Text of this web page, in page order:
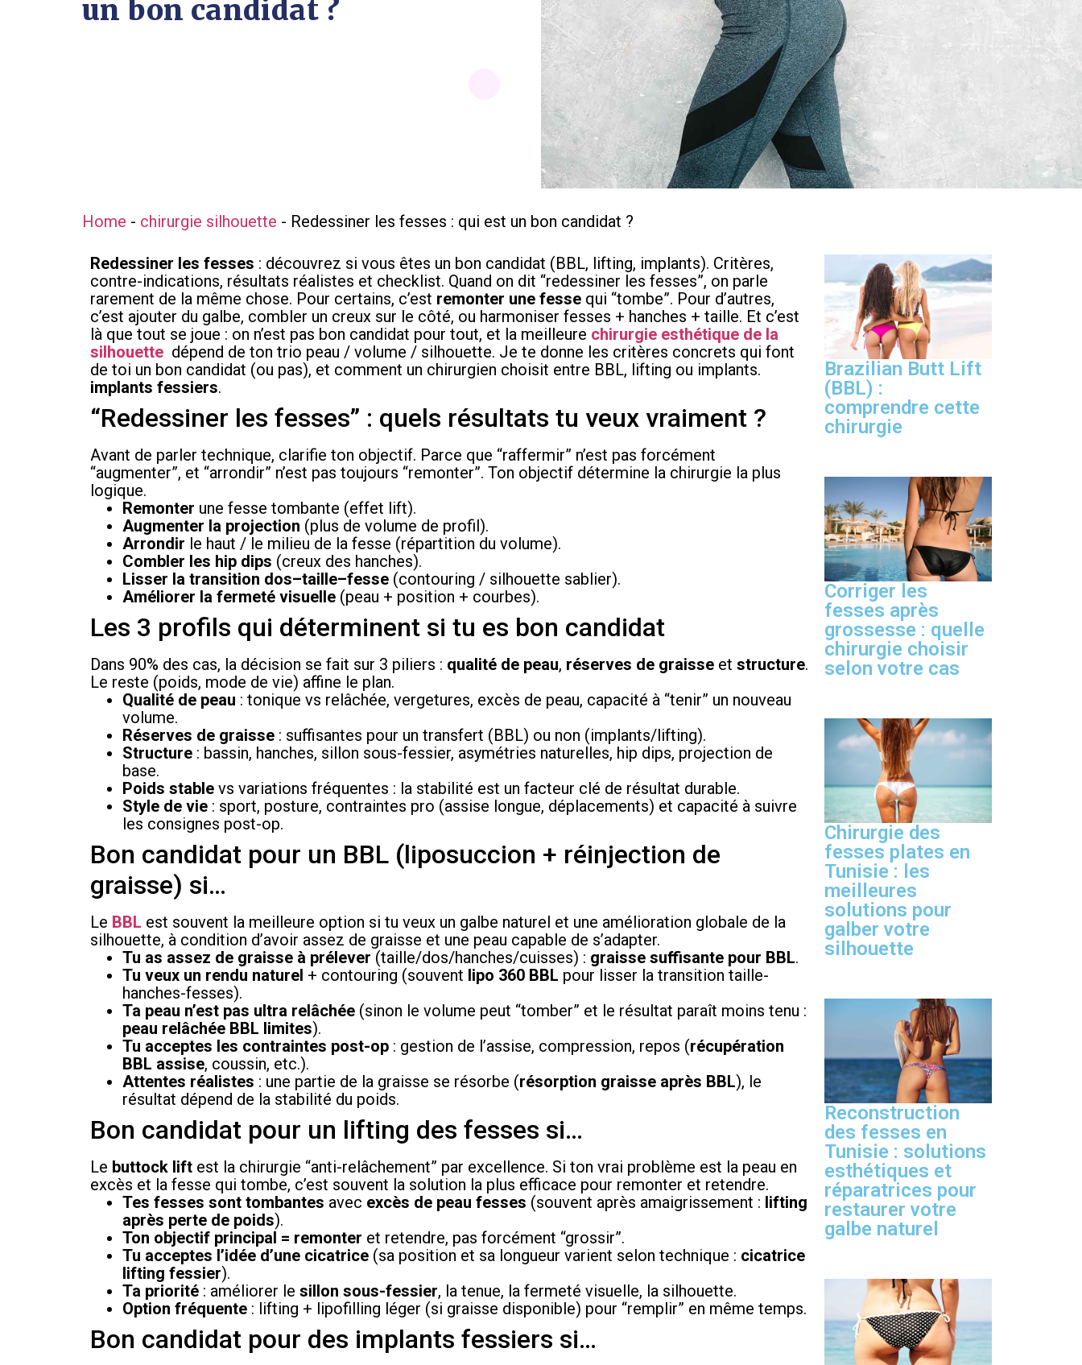
un bon candidat ?
Home - chirurgie silhouette - Redessiner les fesses : qui est un bon candidat ?
Redessiner les fesses : découvrez si vous êtes un bon candidat (BBL, lifting, implants). Critères,
contre-indications, résultats réalistes et checklist. Quand on dit “redessiner les fesses”, on parle
rarement de la même chose. Pour certains, c’est remonter une fesse qui “tombe”. Pour d’autres,
c’est ajouter du galbe, combler un creux sur le côté, ou harmoniser fesses + hanches + taille. Et c’est
là que tout se joue : on n’est pas bon candidat pour tout, et la meilleure chirurgie esthétique de la
silhouette dépend de ton trio peau / volume / silhouette. Je te donne les critères concrets qui font
de toi un bon candidat (ou pas), et comment un chirurgien choisit entre BBL, lifting ou implants.
implants fessiers.
“Redessiner les fesses” : quels résultats tu veux vraiment ?
Avant de parler technique, clarifie ton objectif. Parce que “raffermir” n’est pas forcément
“augmenter”, et “arrondir” n’est pas toujours “remonter”. Ton objectif détermine la chirurgie la plus
logique.
Remonter une fesse tombante (effet lift).
Augmenter la projection (plus de volume de profil).
Arrondir le haut / le milieu de la fesse (répartition du volume).
Combler les hip dips (creux des hanches).
Lisser la transition dos–taille–fesse (contouring / silhouette sablier).
Améliorer la fermeté visuelle (peau + position + courbes).
Les 3 profils qui déterminent si tu es bon candidat
Dans 90% des cas, la décision se fait sur 3 piliers : qualité de peau, réserves de graisse et structure.
Le reste (poids, mode de vie) affine le plan.
Qualité de peau : tonique vs relâchée, vergetures, excès de peau, capacité à “tenir” un nouveau
volume.
Réserves de graisse : suffisantes pour un transfert (BBL) ou non (implants/lifting).
Structure : bassin, hanches, sillon sous-fessier, asymétries naturelles, hip dips, projection de
base.
Poids stable vs variations fréquentes : la stabilité est un facteur clé de résultat durable.
Style de vie : sport, posture, contraintes pro (assise longue, déplacements) et capacité à suivre
les consignes post-op.
Bon candidat pour un BBL (liposuccion + réinjection de
graisse) si…
Le BBL est souvent la meilleure option si tu veux un galbe naturel et une amélioration globale de la
silhouette, à condition d’avoir assez de graisse et une peau capable de s’adapter.
Tu as assez de graisse à prélever (taille/dos/hanches/cuisses) : graisse suffisante pour BBL.
Tu veux un rendu naturel + contouring (souvent lipo 360 BBL pour lisser la transition taille-
hanches-fesses).
Ta peau n’est pas ultra relâchée (sinon le volume peut “tomber” et le résultat paraît moins tenu :
peau relâchée BBL limites).
Tu acceptes les contraintes post-op : gestion de l’assise, compression, repos (récupération
BBL assise, coussin, etc.).
Attentes réalistes : une partie de la graisse se résorbe (résorption graisse après BBL), le
résultat dépend de la stabilité du poids.
Bon candidat pour un lifting des fesses si…
Le buttock lift est la chirurgie “anti-relâchement” par excellence. Si ton vrai problème est la peau en
excès et la fesse qui tombe, c’est souvent la solution la plus efficace pour remonter et retendre.
Tes fesses sont tombantes avec excès de peau fesses (souvent après amaigrissement : lifting
après perte de poids).
Ton objectif principal = remonter et retendre, pas forcément “grossir”.
Tu acceptes l’idée d’une cicatrice (sa position et sa longueur varient selon technique : cicatrice
lifting fessier).
Ta priorité : améliorer le sillon sous-fessier, la tenue, la fermeté visuelle, la silhouette.
Option fréquente : lifting + lipofilling léger (si graisse disponible) pour “remplir” en même temps.
Bon candidat pour des implants fessiers si…
Brazilian Butt Lift
(BBL) :
comprendre cette
chirurgie
Corriger les
fesses après
grossesse : quelle
chirurgie choisir
selon votre cas
Chirurgie des
fesses plates en
Tunisie : les
meilleures
solutions pour
galber votre
silhouette
Reconstruction
des fesses en
Tunisie : solutions
esthétiques et
réparatrices pour
restaurer votre
galbe naturel